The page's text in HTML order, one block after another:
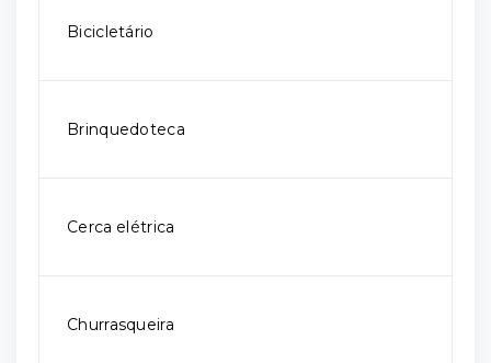
Bicicletário
Brinquedoteca
Cerca elétrica
Churrasqueira